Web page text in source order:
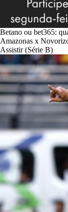
Betano ou bet365:
Amazonas x
Assistir (Série B)